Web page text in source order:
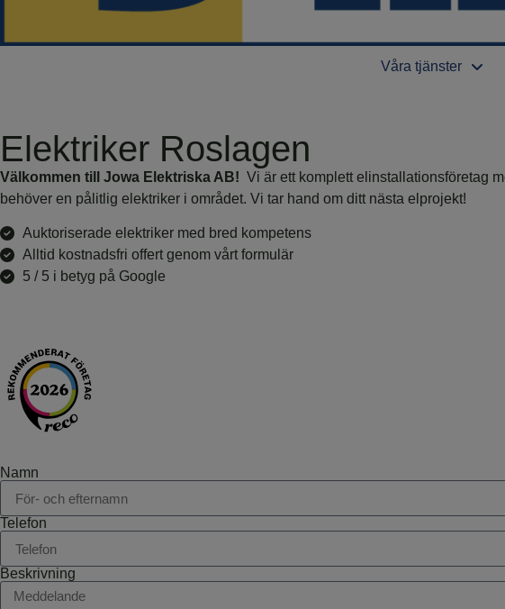
Våra tjänster
Elektriker Roslagen
Välkommen till Jowa Elektriska AB! Vi är ett komplett elinstallationsföretag
behöver en pålitlig elektriker i området. Vi tar hand om ditt nästa elprojekt!
Auktoriserade elektriker med bred kompetens
Alltid kostnadsfri offert genom vårt formulär
5 / 5 i betyg på Google
Namn
Telefon
Beskrivning